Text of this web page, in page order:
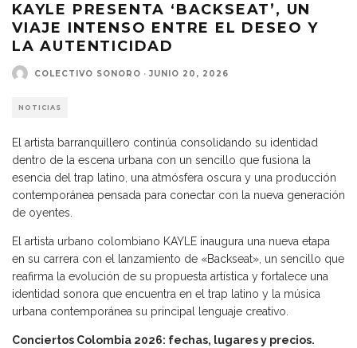
KAYLE PRESENTA ‘BACKSEAT’, UN
VIAJE INTENSO ENTRE EL DESEO Y
LA AUTENTICIDAD
COLECTIVO SONORO · JUNIO 20, 2026
NOTICIAS
El artista barranquillero continúa consolidando su identidad
dentro de la escena urbana con un sencillo que fusiona la
esencia del trap latino, una atmósfera oscura y una producción
contemporánea pensada para conectar con la nueva generación
de oyentes.
El artista urbano colombiano KAYLE inaugura una nueva etapa
en su carrera con el lanzamiento de «Backseat», un sencillo que
reafirma la evolución de su propuesta artística y fortalece una
identidad sonora que encuentra en el trap latino y la música
urbana contemporánea su principal lenguaje creativo.
Conciertos Colombia 2026: fechas, lugares y precios.